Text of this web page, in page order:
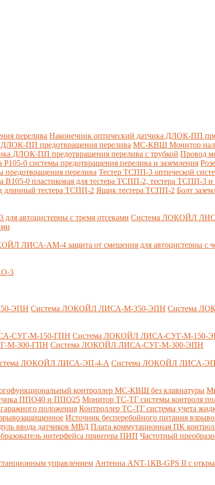
перелива Наконечник оптический датчика ДЛОК-ПП
ПП предотвращения перелива МС-КВШ Монитор
ДЛОК-ПП предотвращения перелива с трубкой Провод
Р105-0 системы предотвращения перелива и заземления
перелива Тестер ТСПП-3 оптической
В105-0 пластиковая для тестера ТСПП-2, тестера ТСПП-3
длинный тестера ТСПП-2 Ящик тестера ТСПП-2 Болт
автоцистерны с тремя отсеками Система ЛОКОЙЛ
ЛИСА-AM-4 защита от смешения для автоцистерны с
3
ЭПН Система ЛОКОЙЛ ЛИСА-М-350-ЭПН Система
СУГ-М-150-ГПН Система ЛОКОЙЛ ЛИСА-СУГ-М-150-
М-300-ГПН Система ЛОКОЙЛ ЛИСА-СУГ-М-300-ЭПН
ЛОКОЙЛ ЛИСА-ЭП-4-А Система ЛОКОЙЛ ЛИСА-
контроллер МС-КВШ без клавиатуры
ППО40 и ППО25 Монитор ТС-ТГ системы контроля
положения Контроллер ТС-ТГ системы учета
Источник бесперебойного питания
ввода датчиков МВД Плата коммутационная ПК
интерфейса принтера ПИП Частотный
управлением Антенна ANT-1КВ-GPS II с